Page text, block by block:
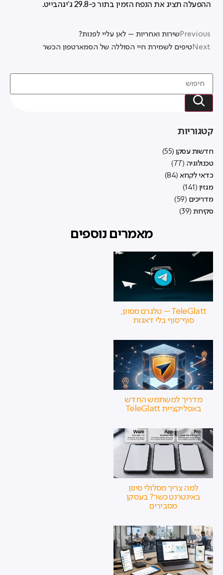
קטגוריות
חדשות עסקן (55)
טכנולוגיה (77)
כדאי לקרוא (84)
מגזין (141)
מדריכים (59)
סקירות (39)
מאמרים נוספים
TeleGlatt – טלגרם מסונן,
סוף־סוף בלי דאגות
מדריך למשתמש החדש
באפליקציית TeleGlatt
למה צריך מסלולי סינון
באינטרנט כשר? בעסקן
מסבירים
ההפעלה תציג את הנפח הזמין בתור כ-29.8 ג'יגהבייט.
Previousשירות ואחריות – לאן עליי לפנות?
Next טיפים לשמירת חיי הסוללה של הסמארטפון הכשר